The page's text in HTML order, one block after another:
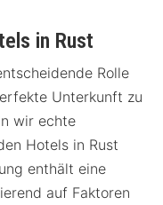
in Rust
Rolle
Unterkunft zu
wir echte
Hotels in Rust
enthält eine
auf Faktoren